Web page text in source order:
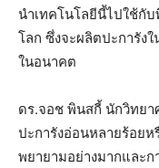
นำเทคโนโลยีนี้ไปใช้กั
โลก ซึ่งจะผลิตปะการัง
ในอนาคต
ดร.จอช พินสกี้ นักวิทยา
ปะการังอ่อนหลายร้อย
พยายามอย่างมากและ